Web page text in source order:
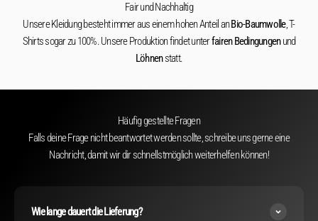
Fair und Nachhaltig
Unsere Kleidung besteht immer aus einem hohen Anteil anBio-Baumwolle, T-
Shirts sogar zu 100%. Unsere Produktion findet unterfairen Bedingungenund
Löhnenstatt.
Häufig gestellte Fragen
Falls deine Frage nicht beantwortet werden sollte, schreibe uns gerne eine
Nachricht, damit wir dir schnellstmöglich weiterhelfen können!
Wie lange dauert die Lieferung?